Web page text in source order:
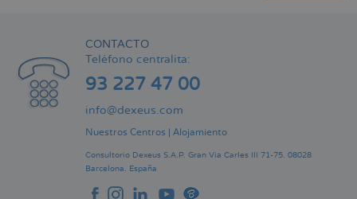
CONTACTO
Teléfono centralita:
93 227 47 00
info@dexeus.com
Nuestros Centros Alojamiento
Consultorio Dexeus S.A.P. Gran Via Carles III 71-75. 08028
Barcelona. España